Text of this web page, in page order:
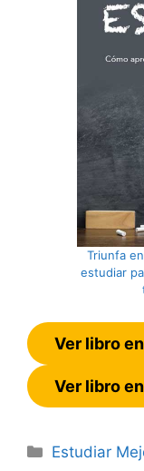
Triunfa
estudiar
Ver libro
Ver libro
Categorías
Estudiar